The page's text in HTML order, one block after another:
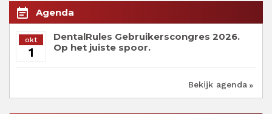
event_note Agenda
okt
1
DentalRules Gebruikerscongres 2026.
Op het juiste spoor.
Bekijk agenda